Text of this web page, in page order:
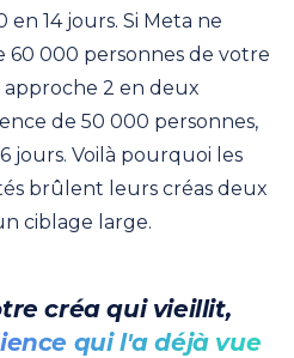
en 14 jours. Si Meta ne
000 personnes de votre
2 en deux
de 50 000 personnes,
jours. Voilà pourquoi les
brûlent leurs créas deux
ciblage large.
créa qui vieillit,
qui l'a déjà vue